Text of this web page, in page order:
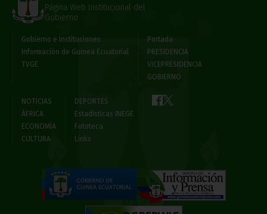
Página Web Institucional del
Gobierno
Gobierno e Instituciones
Información de Guinea Ecuatorial
TVGE
Portada
PRESIDENCIA
VICEPRESIDENCIA
GOBIERNO
NOTICIAS
ÁFRICA
ECONOMÍA
CULTURA
DEPORTES
Estadísticas INEGE
Fototeca
Links